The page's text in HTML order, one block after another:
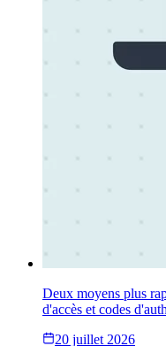
Deux moyens plus
d'accès et codes
20 juillet 2026